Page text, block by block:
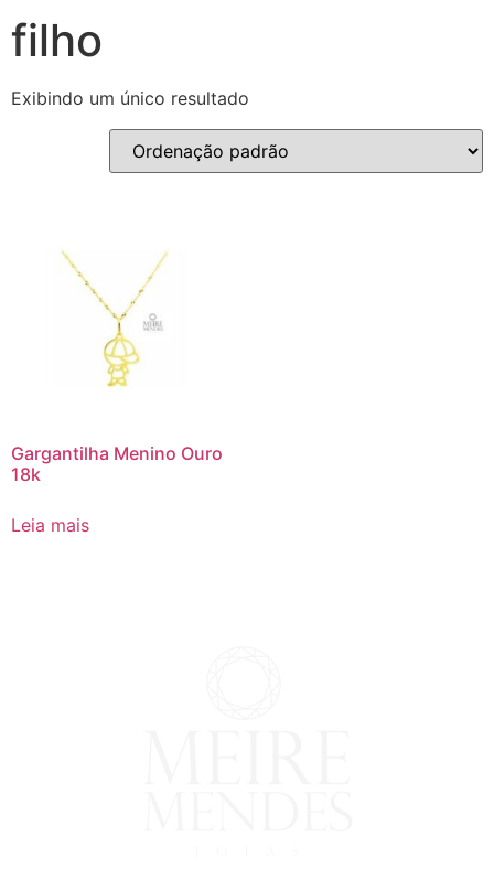
filho
Exibindo um único resultado
Gargantilha Menino Ouro
18k
Leia mais